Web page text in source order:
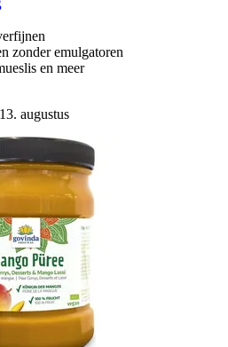
zonder emulgatoren
en meer
augustus